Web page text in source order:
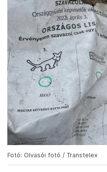
Fotó: Olvasói fotó / Transtelex